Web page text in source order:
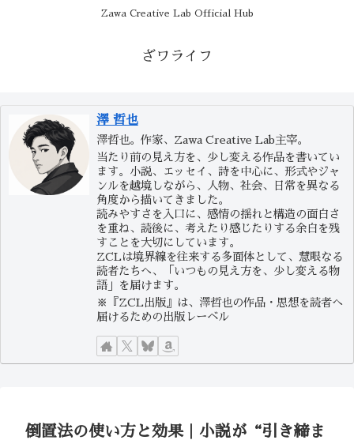
Zawa Creative Lab Official Hub
ざワライフ
澤 哲也
澤哲也。作家、Zawa Creative Lab主宰。
当たり前の見え方を、少し変える作品を書いてい
ます。小説、エッセイ、詩を中心に、形式やジャ
ンルを越境しながら、人物、社会、日常を異なる
角度から描いてきました。
読みやすさを入口に、感情の揺れと構造の面白さ
を重ね、読後に、考えたり感じたりする余白を残
すことを大切にしています。
ZCLは境界線を往来する多面体として、慧眼なる
読者たちへ、「いつもの見え方を、少し変える物
語」を届けます。
※『ZCL出版』は、澤哲也の作品・思想を読者へ
届けるための出版レーベル
倒置法の使い方と効果｜小説が“引き締ま